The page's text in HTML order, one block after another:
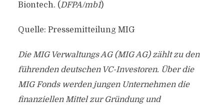
Biontech. (DFPA/mb1)
Quelle: Pressemitteilung MIG
Die MIG Verwaltungs AG (MIG AG) zählt zu den
führenden deutschen VC-Investoren. Über die
MIG Fonds werden jungen Unternehmen die
finanziellen Mittel zur Gründung und